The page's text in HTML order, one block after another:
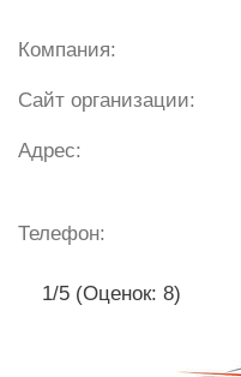
Компания:
Сайт организации:
Адрес:
Телефон:
1/5 (Оценок: 8)